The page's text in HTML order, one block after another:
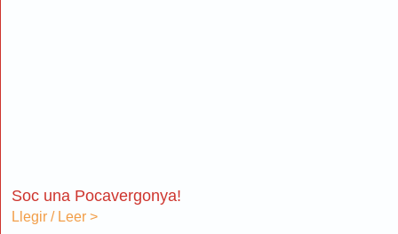
Soc una Pocavergonya!
Llegir / Leer >